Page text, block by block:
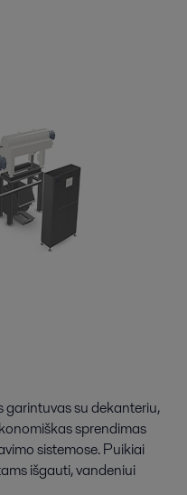
garintuvas su dekanteriu,
sprendimas
sistemose. Puikiai
išgauti, vandeniui